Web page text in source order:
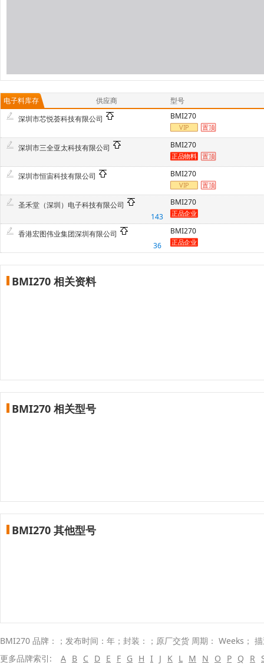
电子料库存 供应商
型号
深圳市芯悦荟科技有限公司
BMI270
深圳市三全亚太科技有限公司 BMI270
深圳市恒宙科技有限公司 BMI270
圣禾堂（深圳）电子科技有限公司
143
BMI270
香港宏图伟业集团深圳有限公司
36
BMI270
BMI270 相关资料
BMI270 相关型号
BMI270 其他型号
BMI270 品牌：；发布时间：年；封装：；原厂交货 周期： Weeks；
更多品牌索引:
A B C D E F G H I J K L M N O P Q R